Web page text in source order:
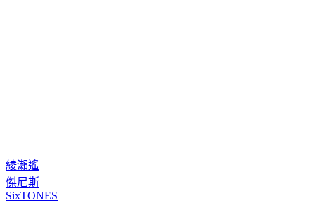
綾瀨遙
傑尼斯
SixTONES